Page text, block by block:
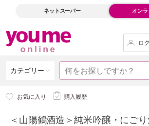
ネットスーパー オン
ロ
カテゴリー
お気に入り 購入履歴
＜山陽鶴酒造＞純米吟醸・にご